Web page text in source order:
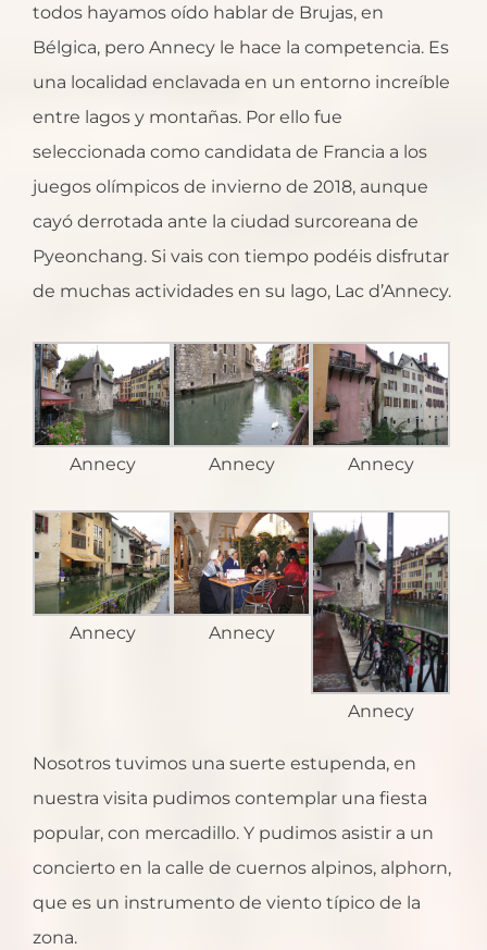
todos hayamos oído hablar de Brujas, en
Bélgica, pero Annecy le hace la competencia. Es
una localidad enclavada en un entorno increíble
entre lagos y montañas. Por ello fue
seleccionada como candidata de Francia a los
juegos olímpicos de invierno de 2018, aunque
cayó derrotada ante la ciudad surcoreana de
Pyeonchang. Si vais con tiempo podéis disfrutar
de muchas actividades en su lago, Lac d’Annecy.
Annecy Annecy Annecy
Annecy Annecy
Annecy
Nosotros tuvimos una suerte estupenda, en
nuestra visita pudimos contemplar una fiesta
popular, con mercadillo. Y pudimos asistir a un
concierto en la calle de cuernos alpinos, alphorn,
que es un instrumento de viento típico de la
zona.